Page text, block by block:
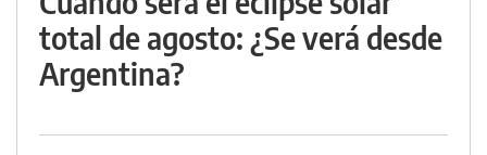
total de agosto: ¿Se verá desde
Argentina?